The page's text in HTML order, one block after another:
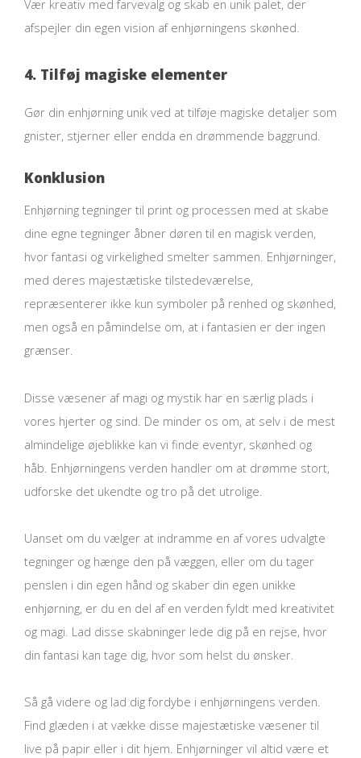
Vær kreativ med farvevalg og skab en unik palet, der
afspejler din egen vision af enhjørningens skønhed.
4. Tilføj magiske elementer
Gør din enhjørning unik ved at tilføje magiske detaljer som
gnister, stjerner eller endda en drømmende baggrund.
Konklusion
Enhjørning tegninger til print og processen med at skabe
dine egne tegninger åbner døren til en magisk verden,
hvor fantasi og virkelighed smelter sammen. Enhjørninger,
med deres majestætiske tilstedeværelse,
repræsenterer ikke kun symboler på renhed og skønhed,
men også en påmindelse om, at i fantasien er der ingen
grænser.
Disse væsener af magi og mystik har en særlig plads i
vores hjerter og sind. De minder os om, at selv i de mest
almindelige øjeblikke kan vi finde eventyr, skønhed og
håb. Enhjørningens verden handler om at drømme stort,
udforske det ukendte og tro på det utrolige.
Uanset om du vælger at indramme en af vores udvalgte
tegninger og hænge den på væggen, eller om du tager
penslen i din egen hånd og skaber din egen unikke
enhjørning, er du en del af en verden fyldt med kreativitet
og magi. Lad disse skabninger lede dig på en rejse, hvor
din fantasi kan tage dig, hvor som helst du ønsker.
Så gå videre og lad dig fordybe i enhjørningens verden.
Find glæden i at vække disse majestætiske væsener til
live på papir eller i dit hjem. Enhjørninger vil altid være et